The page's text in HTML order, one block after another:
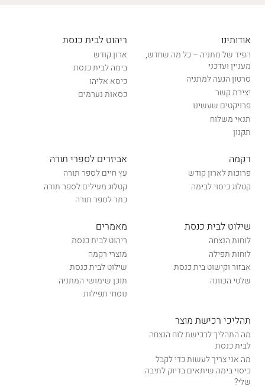
אודותינו
הפיד של מתניה – כל מה שחדש,
מעניין ועדכני
סרטון הגעה למתניה
יצירת קשר
פרויקטים שעשינו
תנאי משלוח
תקנון
ריהוט לבית כנסת
ארון קודש
בימה לבית כנסת
כיסא אליהו
כסאות נערמים
רקמה
פרוכות לארון קודש
קטלוג כיסוי לבימה
אביזרים לספרי תורה
עץ חיים לספר תורה
קטלוג מעילים לספר תורה
כתר לספר תורה
שילוט לבית כנסת
לוחות הנצחה
לוחות תפילה
אבזור וקישוט בית כנסת
שלטי הכוונה
מאמרים
ריהוט לבית כנסת
מוצרי רקמה
שילוט לבית כנסת
תוכן שימושי המתניה
נוסחי תפילות
תהליכי רכישת מוצר
מה התהליך לרכישת לוח הנצחה
לבית כנסת
מה אני צריך לעשות כדי לקבל
כיסוי בימה שיתאים בדיוק לתיבה
שלי?